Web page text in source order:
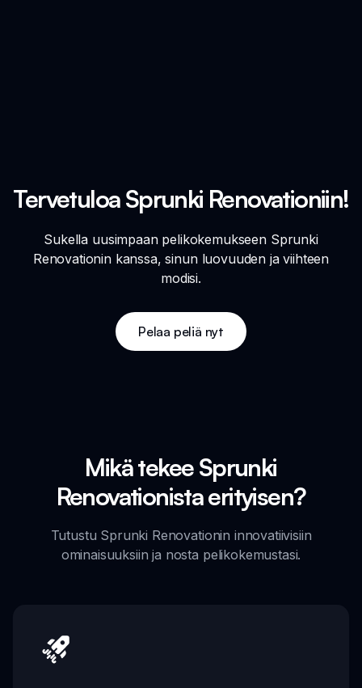
Tervetuloa Sprunki Renovationiin!
Sukella uusimpaan pelikokemukseen Sprunki
Renovationin kanssa, sinun luovuuden ja viihteen
modisi.
Pelaa peliä nyt
Mikä tekee Sprunki
Renovationista erityisen?
Tutustu Sprunki Renovationin innovatiivisiin
ominaisuuksiin ja nosta pelikokemustasi.